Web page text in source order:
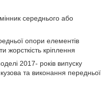
середнього або
опори елементів
жорсткість кріплення
2017- років випуску
кузова та виконання передньої